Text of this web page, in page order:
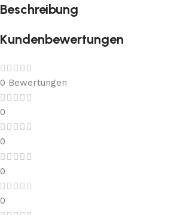
Beschreibung
Kundenbewertungen
0 Bewertungen
0
0
0
0